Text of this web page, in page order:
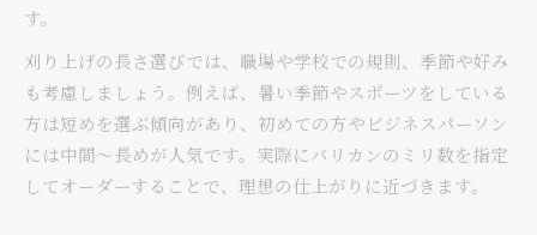
す。
刈り上げの長さ選びでは、職場や学校での規則、季節や好み
も考慮しましょう。例えば、暑い季節やスポーツをしている
方は短めを選ぶ傾向があり、初めての方やビジネスパーソン
には中間～長めが人気です。実際にバリカンのミリ数を指定
してオーダーすることで、理想の仕上がりに近づきます。